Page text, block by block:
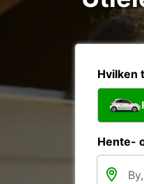
Hvilken
Hente-